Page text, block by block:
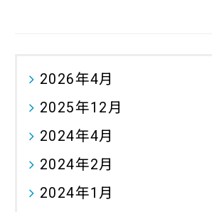
2026年4月
2025年12月
2024年4月
2024年2月
2024年1月